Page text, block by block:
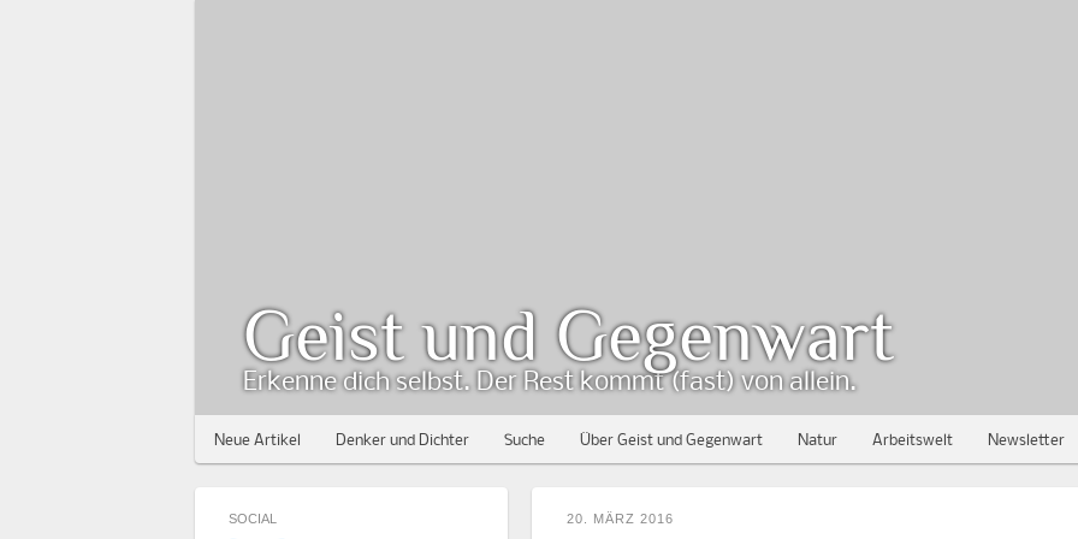
Neue Artikel Denker und Dichter Suche Über Geist und Gegenwart Natur Arbeitswelt Newsletter
Geist und Gegenwart
Erkenne dich selbst. Der Rest kommt (fast) von allein.
20. MÄRZ 2016
SOCIAL